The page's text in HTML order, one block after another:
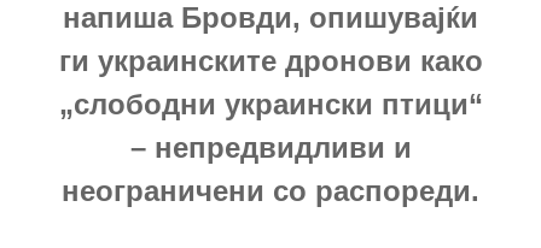
напиша Бровди, опишувајќи
ги украинските дронови како
„слободни украински птици“
– непредвидливи и
неограничени со распореди.